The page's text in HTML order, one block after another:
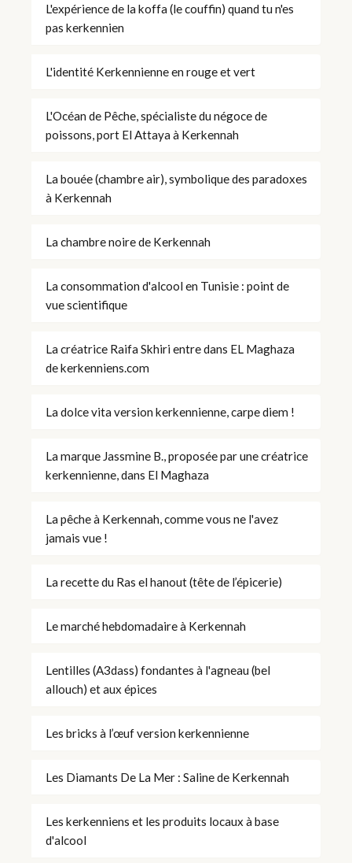
L'expérience de la koffa (le couffin) quand tu n'es
pas kerkennien
L'identité Kerkennienne en rouge et vert
L'Océan de Pêche, spécialiste du négoce de
poissons, port El Attaya à Kerkennah
La bouée (chambre air), symbolique des paradoxes
à Kerkennah
La chambre noire de Kerkennah
La consommation d'alcool en Tunisie : point de
vue scientifique
La créatrice Raifa Skhiri entre dans EL Maghaza
de kerkenniens.com
La dolce vita version kerkennienne, carpe diem !
La marque Jassmine B., proposée par une créatrice
kerkennienne, dans El Maghaza
La pêche à Kerkennah, comme vous ne l'avez
jamais vue !
La recette du Ras el hanout (tête de l’épicerie)
Le marché hebdomadaire à Kerkennah
Lentilles (A3dass) fondantes à l'agneau (bel
allouch) et aux épices
Les bricks à l’œuf version kerkennienne
Les Diamants De La Mer : Saline de Kerkennah
Les kerkenniens et les produits locaux à base
d'alcool